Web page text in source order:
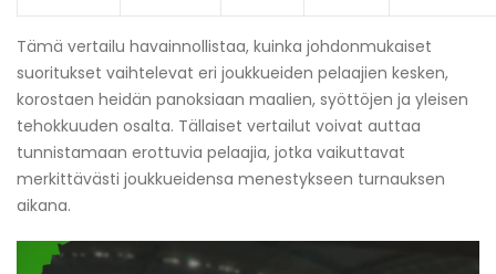
Tämä vertailu havainnollistaa, kuinka johdonmukaiset
suoritukset vaihtelevat eri joukkueiden pelaajien kesken,
korostaen heidän panoksiaan maalien, syöttöjen ja yleisen
tehokkuuden osalta. Tällaiset vertailut voivat auttaa
tunnistamaan erottuvia pelaajia, jotka vaikuttavat
merkittävästi joukkueidensa menestykseen turnauksen
aikana.